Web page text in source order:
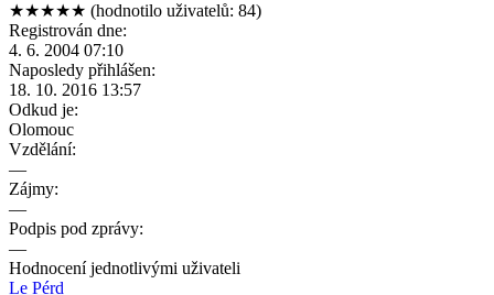
★★★★★ (hodnotilo uživatelů: 84)
Registrován dne:
4. 6. 2004 07:10
Naposledy přihlášen:
18. 10. 2016 13:57
Odkud je:
Olomouc
Vzdělání:
—
Zájmy:
—
Podpis pod zprávy:
—
Hodnocení jednotlivými uživateli
Le Pérd